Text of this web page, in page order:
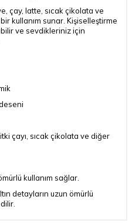
çay, latte, sıcak çikolata ve
kullanım sunar. Kişiselleştirme
ve sevdikleriniz için
çayı, sıcak çikolata ve diğer
kullanım sağlar.
detayların uzun ömürlü